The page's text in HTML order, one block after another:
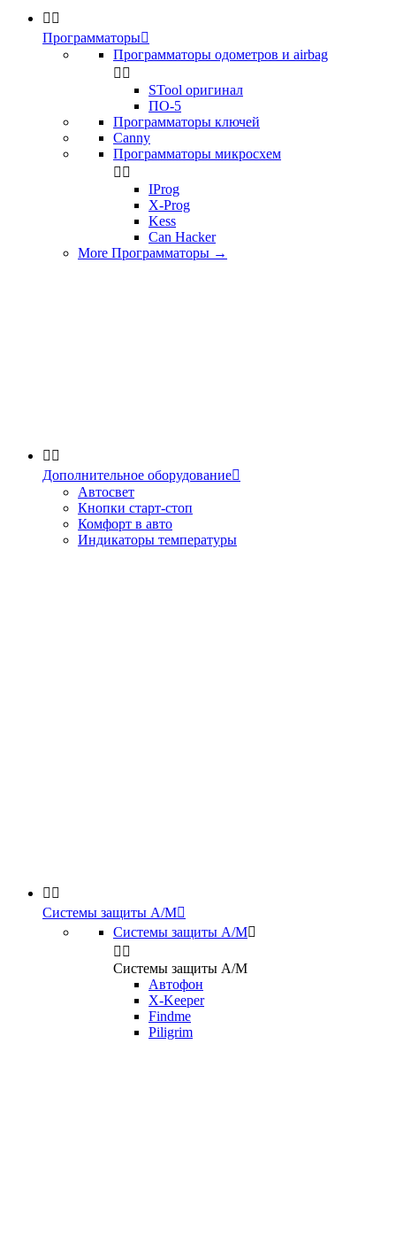
 
Программаторы
Программаторы одометров и airbag
 
STool оригинал
ПО-5
Программаторы ключей
Canny
Программаторы микросхем
 
IProg
X-Prog
Kess
Can Hacker
More Программаторы →
 
Дополнительное оборудование
Автосвет
Кнопки старт-стоп
Комфорт в авто
Индикаторы температуры
 
Системы защиты А/М
Системы защиты А/М
 
Системы защиты А/М
Автофон
X-Keeper
Findme
Piligrim